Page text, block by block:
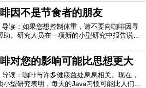
举行的美国营养学会年会上报道的，并没有证
良”碳水化合物会引起癌症。但首席研究员
Makarem说，鉴于乳腺癌和前列腺癌是
因不是节食者的朋友
导读：如果您想控制体重，请不要向咖啡因寻
助。研究人员在一项新的小型研究中报告说，
及50位年龄在18至50岁之间的健康成年人。研
员发现，志愿者们喝了一些果汁后加入了少量
因（相当于大约4盎司咖啡中的咖啡因）
对您的影响可能比思想更大
导读：咖啡与许多健康益处息息相关。现在，
小型研究表明，每天的Java习惯可能比人们想